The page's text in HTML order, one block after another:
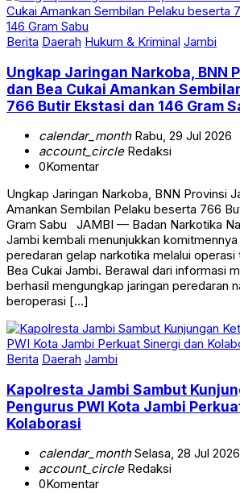
Berita Daerah Hukum & Kriminal Jambi
Ungkap Jaringan Narkoba, BNN
dan Bea Cukai Amankan
766 Butir Ekstasi dan 146 Gram
calendar_monthRabu, 29 Jul 2026
account_circleRedaksi
0Komentar
Ungkap Jaringan Narkoba, BNN Provinsi
Amankan Sembilan Pelaku beserta 766
Gram Sabu JAMBI — Badan Narkotika
Jambi kembali menunjukkan
peredaran gelap narkotika melalui
Bea Cukai Jambi. Berawal dari informasi
berhasil mengungkap jaringan peredaran
beroperasi […]
Berita Daerah Jambi
Kapolresta Jambi Sambut
Pengurus PWI Kota Jambi
Kolaborasi
calendar_monthSelasa, 28 Jul 2026
account_circleRedaksi
0Komentar